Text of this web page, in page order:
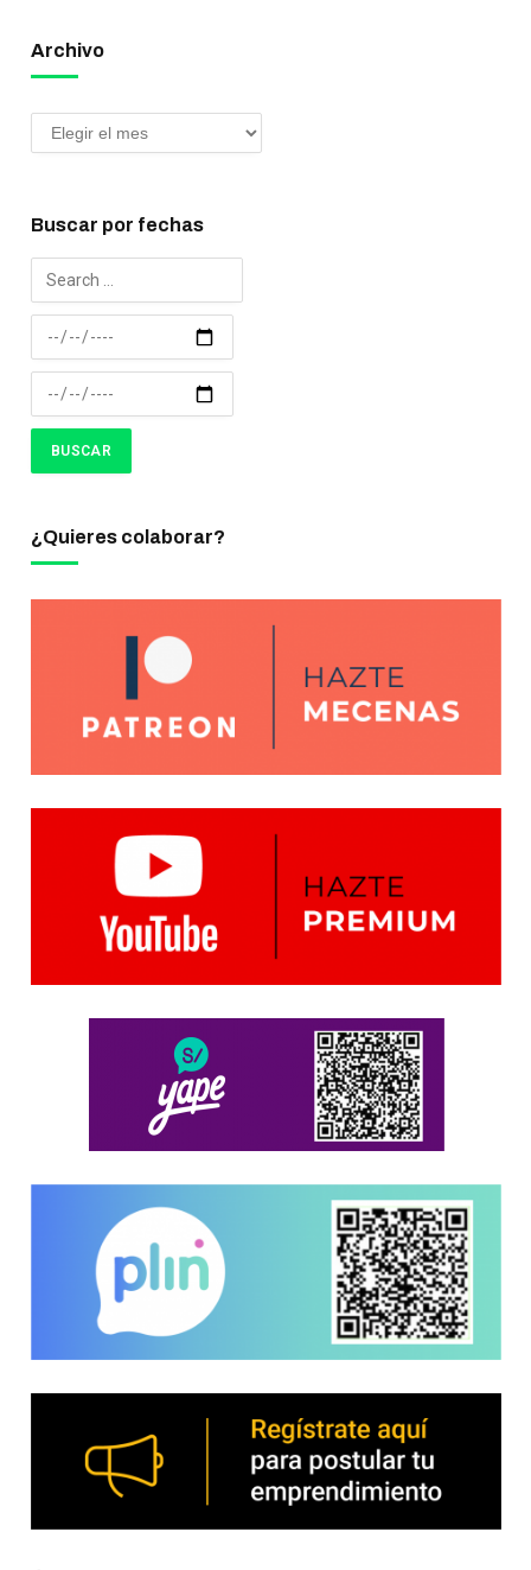
Archivo
Buscar por fechas
¿Quieres colaborar?